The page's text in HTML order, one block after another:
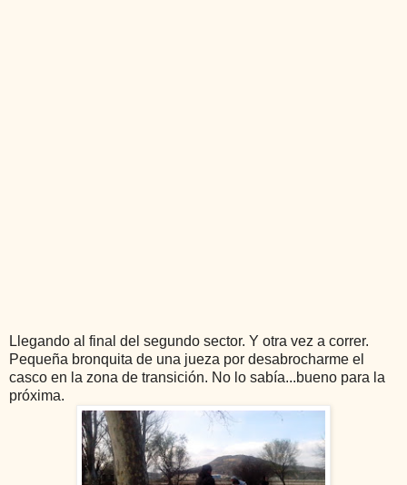
Llegando al final del segundo sector. Y otra vez a correr.
Pequeña bronquita de una jueza por desabrocharme el
casco en la zona de transición. No lo sabía...bueno para la
próxima.